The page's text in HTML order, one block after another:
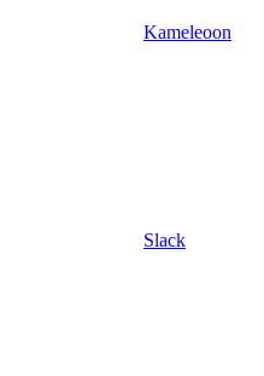
Kameleoon
Slack